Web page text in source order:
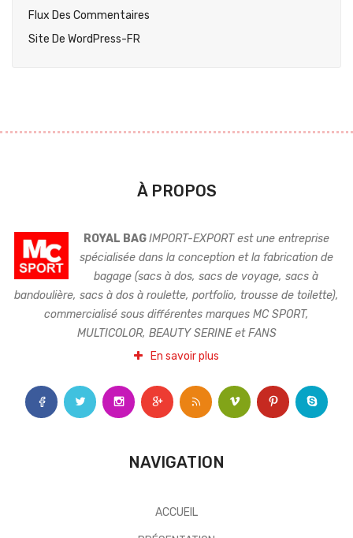
Flux Des Commentaires
Site De WordPress-FR
À PROPOS
ROYAL BAGIMPORT-EXPORT est une entreprise
spécialisée dans la conception et la fabrication de
bagage (sacs à dos, sacs de voyage, sacs à
bandoulière, sacs à dos à roulette, portfolio, trousse de toilette),
commercialisé sous différentes marques MC SPORT,
MULTICOLOR, BEAUTY SERINE et FANS
En savoir plus
NAVIGATION
ACCUEIL